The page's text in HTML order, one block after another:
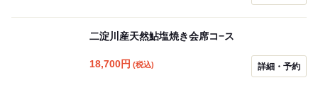
二淀川産天然鮎塩焼き会席コ−ス
18,700円 (税込) 詳細・予約